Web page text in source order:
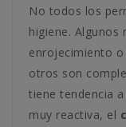
No todos los
higiene. Algunos
enrojecimiento
otros son
tiene tendencia
muy reactiva, el